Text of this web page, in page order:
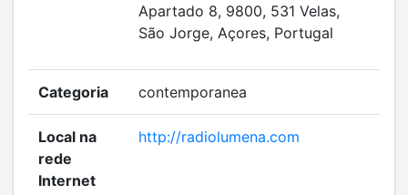
Apartado 8, 9800, 531 Velas,
São Jorge, Açores, Portugal
Categoria contemporanea
Local na
rede
Internet
http://radiolumena.com